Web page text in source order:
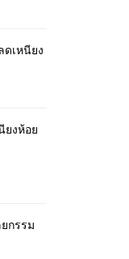
เหนียง
ยงห้อย
กรรม